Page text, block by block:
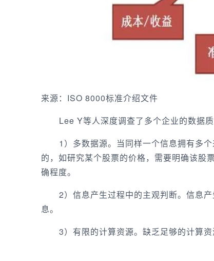
来源：ISO 8000标准介绍文件
Lee Y等人深度调查了多个企业的数据质
1）多数据源。当同样一个信息拥有多个
的，如研究某个股票的价格，需要明确该股
确程度。
2）信息产生过程中的主观判断。信息产
息。
3）有限的计算资源。缺乏足够的计算资